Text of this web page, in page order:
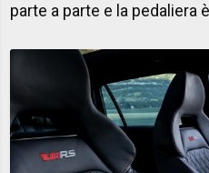
parte a parte e la pedaliera